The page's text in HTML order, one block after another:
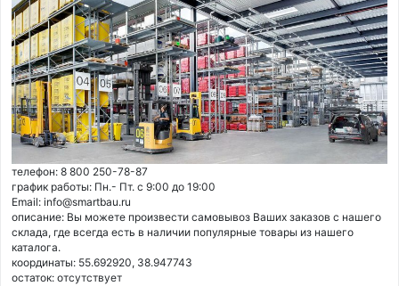
телефон: 8 800 250-78-87
график работы: Пн.- Пт. с 9:00 до 19:00
Email: info@smartbau.ru
описание: Вы можете произвести самовывоз Ваших заказов с нашего
склада, где всегда есть в наличии популярные товары из нашего
каталога.
координаты: 55.692920, 38.947743
остаток: отсутствует